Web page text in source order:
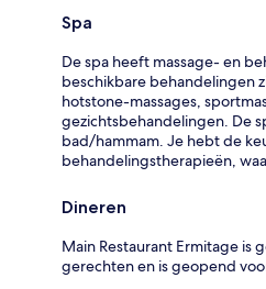
Spa
De spa heeft massage- en
beschikbare behandelingen
hotstone-massages,
gezichtsbehandelingen. De
bad/hammam. Je hebt de
behandelingstherapieën,
Dineren
Main Restaurant Ermitage is
gerechten en is geopend